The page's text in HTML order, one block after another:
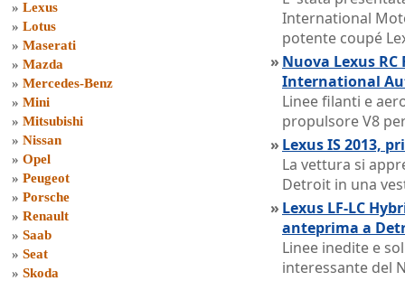
» Lexus
» Lotus
» Maserati
» Mazda
» Mercedes-Benz
» Mini
» Mitsubishi
» Nissan
» Opel
» Peugeot
» Porsche
» Renault
» Saab
» Seat
» Skoda
International
potente coupé
» Nuova Lexus
International
Linee filanti e
propulsore V8
» Lexus IS 2013,
La vettura si
Detroit in una
» Lexus LF-LC
anteprima a
Linee inedite e
interessante del